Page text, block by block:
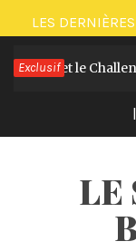
Passer
au
contenu
LES
Exclusif
Le livre et le
LE